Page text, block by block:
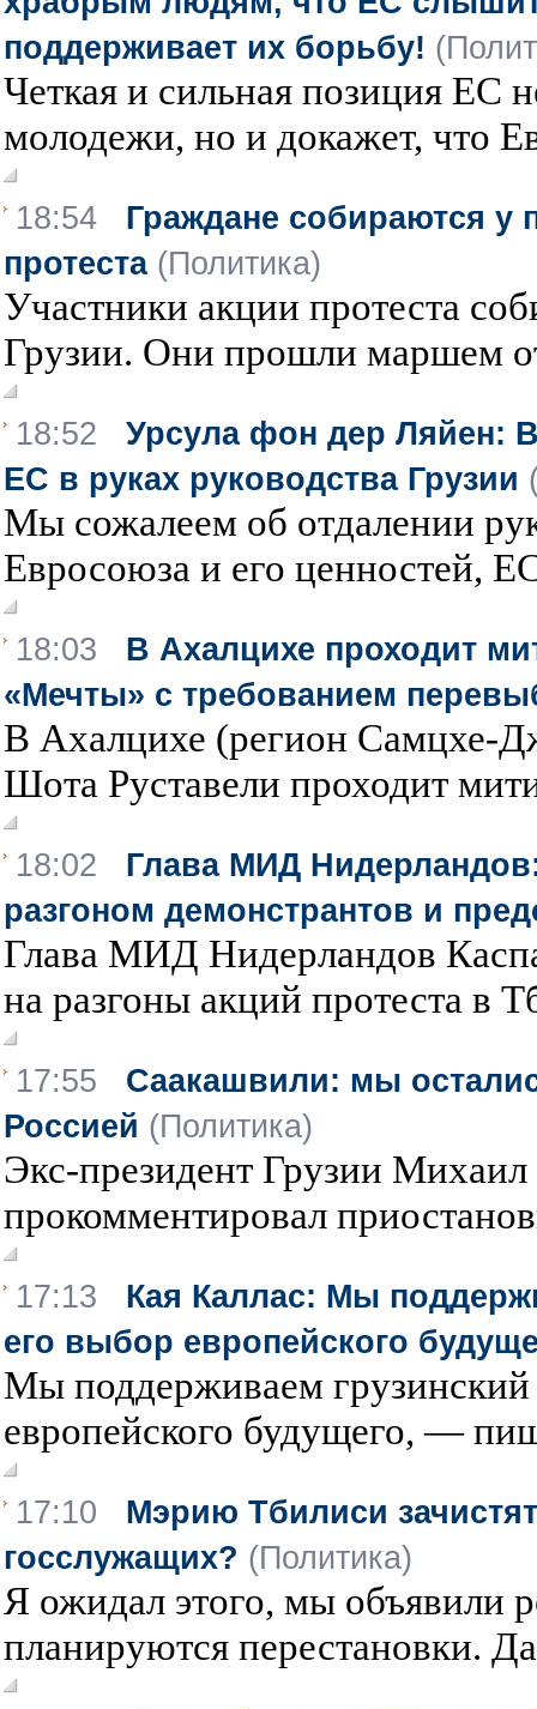
поддерживает их борьбу!
Четкая и сильная позиция ЕС
молодежи, но и докажет, что
18:54 Граждане собираются у
протеста (Политика)
Участники акции протеста
Грузии. Они прошли маршем
18:52 Урсула фон дер Ляйен:
ЕС в руках руководства Грузии
Мы сожалеем об отдалении
Евросоюза и его ценностей,
18:03 В Ахалцихе проходит
«Мечты» с требованием
В Ахалцихе (регион Самцхе-
Шота Руставели проходит
18:02 Глава МИД
разгоном демонстрантов и
Глава МИД Нидерландов
на разгоны акций протеста в
17:55 Саакашвили: мы
Россией (Политика)
Экс-президент Грузии
прокомментировал
17:13 Кая Каллас: Мы
его выбор европейского
Мы поддерживаем грузинский
европейского будущего, —
17:10 Мэрию Тбилиси
госслужащих? (Политика)
Я ожидал этого, мы объявили
планируются перестановки.